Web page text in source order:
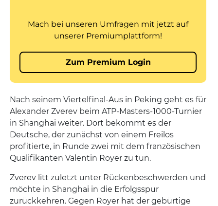
Nach seinem Viertelfinal-Aus in Peking geht es für
Alexander Zverev beim ATP-Masters-1000-Turnier
in Shanghai weiter. Dort bekommt es der
Deutsche, der zunächst von einem Freilos
profitierte, in Runde zwei mit dem französischen
Qualifikanten Valentin Royer zu tun.
Zverev litt zuletzt unter Rückenbeschwerden und
möchte in Shanghai in die Erfolgsspur
zurückkehren. Gegen Royer hat der gebürtige